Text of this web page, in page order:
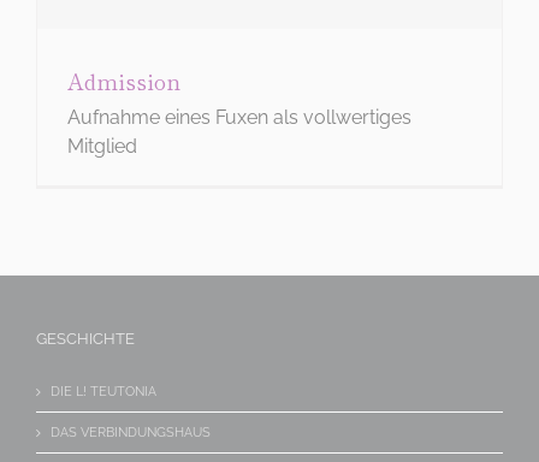
Admission
Aufnahme eines Fuxen als vollwertiges
Mitglied
GESCHICHTE
DIE L! TEUTONIA
DAS VERBINDUNGSHAUS